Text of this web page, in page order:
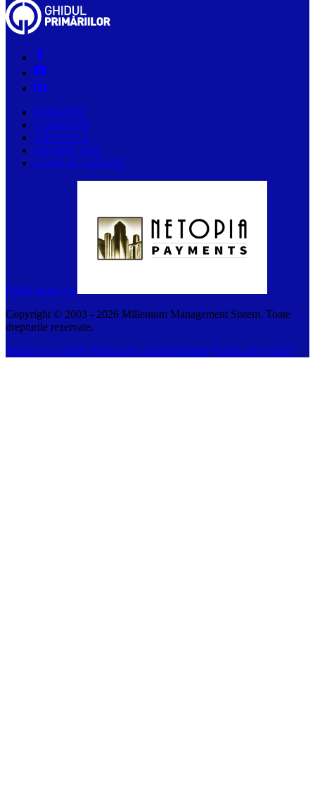
PRIMĂRII
COMPANII
ARTICOLE
DESPRE NOI
CONTACTAȚI-NE
Plătiți online cu
Copyright © 2003 - 2026 Millenium Management Sistem. Toate
drepturile rezervate.
Termeni și condiții Politica de confidentialitate Politica de cookie